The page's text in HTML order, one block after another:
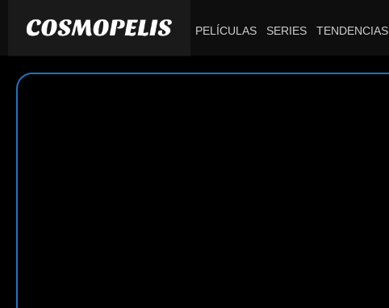
PELÍCULAS SERIES TENDENCIAS